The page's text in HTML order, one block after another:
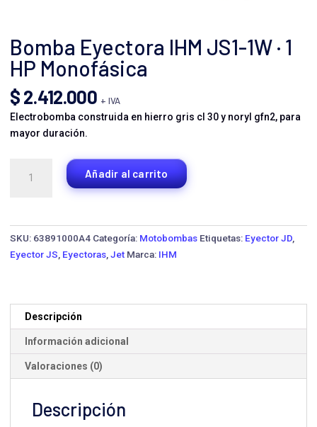
Bomba Eyectora IHM JS1-1W · 1
HP Monofásica
$2.412.000 + IVA
Electrobomba construida en hierro gris cl 30 y noryl gfn2, para
mayor duración.
Eyectora
cantidad
Añadir al carrito
SKU: 63891000A4 Categoría: Motobombas Etiquetas: Eyector JD
Eyector JS Eyectoras Jet Marca: IHM
Descripción
Información adicional
Valoraciones (0)
Descripción